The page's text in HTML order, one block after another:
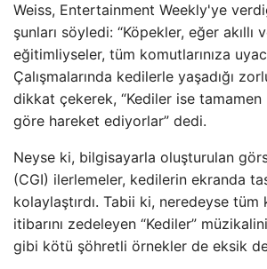
Weiss, Entertainment Weekly'ye
şunları söyledi: “Köpekler, eğer akıllı
eğitimliyseler, tüm komutlarınıza
Çalışmalarında kedilerle yaşadığı
dikkat çekerek, “Kediler ise tamamen
göre hareket ediyorlar” dedi.
Neyse ki, bilgisayarla oluşturulan
(CGI) ilerlemeler, kedilerin ekranda
kolaylaştırdı. Tabii ki, neredeyse tüm
itibarını zedeleyen “Kediler”
gibi kötü şöhretli örnekler de eksik